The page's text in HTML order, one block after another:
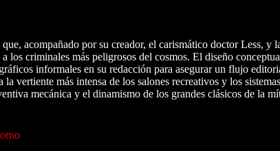
acompañado por su creador, el carismático doctor Less, y
los criminales más peligrosos del cosmos. El diseño
informales en su redacción para asegurar un flujo
vertiente más intensa de los salones recreativos y los
mecánica y el dinamismo de los grandes clásicos de la